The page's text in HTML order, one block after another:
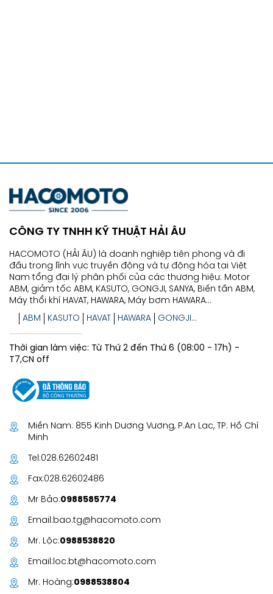
CÔNG TY TNHH KỸ THUẬT HẢI ÂU
HACOMOTO (HẢI ÂU) là doanh nghiệp tiên phong và đi
đầu trong lĩnh vực truyền động và tự động hóa tại Việt
Nam tổng đại lý phân phối của các thương hiệu: Motor
ABM, giảm tốc ABM, KASUTO, GONGJI, SANYA, Biến tần ABM,
Máy thổi khí HAVAT, HAWARA, Máy bơm HAWARA...
ABM
KASUTO HAVAT HAWARA GONGJI...
Thời gian làm việc: Từ Thứ 2 đến Thứ 6 (08:00 - 17h) -
T7,CN off
Miền Nam: 855 Kinh Dương Vương, P.An Lạc, TP. Hồ Chí
Minh
Tel:028.62602481
Fax:028.62602486
Mr Bảo:0988585774
Email:bao.tg@hacomoto.com
Mr. Lộc:0988538820
Email:loc.bt@hacomoto.com
Mr. Hoàng:0988538804